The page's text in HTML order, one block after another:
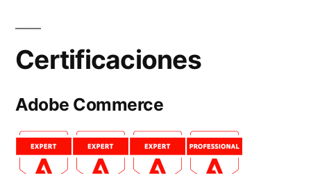
Certificaciones
Adobe Commerce